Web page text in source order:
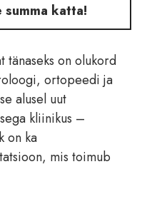
katta!
on olukord
ortopeedi ja
alusel uut
kliinikus –
on ka
mis toimub